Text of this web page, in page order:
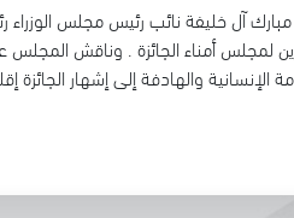
آل خليفة نائب رئيس مجلس
لمجلس أمناء الجائزة . وناقش
الإنسانية والهادفة إلى إشهار الجائزة